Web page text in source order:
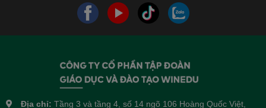
Địa chỉ: Tầng 3 và tầng 4, số 14 ngõ 106 Hoàng Quốc Việt,